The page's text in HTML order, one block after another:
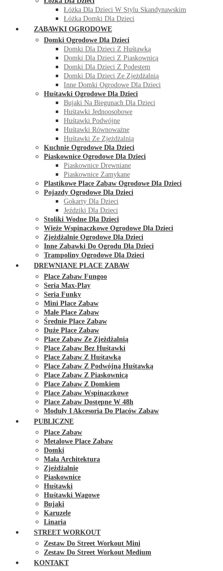
Łóżka Dla Dzieci W Stylu Skandynawskim
Łóżka Domki Dla Dzieci
ZABAWKI OGRODOWE
Domki Ogrodowe Dla Dzieci
Domki Dla Dzieci Z Huśtawką
Domki Dla Dzieci Z Piaskownicą
Domki Dla Dzieci Z Podestem
Domki Dla Dzieci Ze Zjeżdżalnią
Inne Domki Ogrodowe Dla Dzieci
Huśtawki Ogrodowe Dla Dzieci
Bujaki Na Biegunach Dla Dzieci
Huśtawki Jednoosobowe
Huśtawki Podwójne
Huśtawki Równoważne
Huśtawki Ze Zjeżdżalnią
Kuchnie Ogrodowe Dla Dzieci
Piaskownice Ogrodowe Dla Dzieci
Piaskownice Drewniane
Piaskownice Zamykane
Plastikowe Place Zabaw Ogrodowe Dla Dzieci
Pojazdy Ogrodowe Dla Dzieci
Gokarty Dla Dzieci
Jeździki Dla Dzieci
Stoliki Wodne Dla Dzieci
Wieże Wspinaczkowe Ogrodowe Dla Dzieci
Zjeżdżalnie Ogrodowe Dla Dzieci
Inne Zabawki Do Ogrodu Dla Dzieci
Trampoliny Ogrodowe Dla Dzieci
DREWNIANE PLACE ZABAW
Place Zabaw Fungoo
Seria Max-Play
Seria Funky
Mini Place Zabaw
Małe Place Zabaw
Średnie Place Zabaw
Duże Place Zabaw
Place Zabaw Ze Zjeżdżalnią
Place Zabaw Bez Huśtawki
Place Zabaw Z Huśtawką
Place Zabaw Z Podwójną Huśtawką
Place Zabaw Z Piaskownicą
Place Zabaw Z Domkiem
Place Zabaw Wspinaczkowe
Place Zabaw Dostępne W 48h
Moduły I Akcesoria Do Placów Zabaw
PUBLICZNE
Place Zabaw
Metalowe Place Zabaw
Domki
Mała Architektura
Zjeżdżalnie
Piaskownice
Huśtawki
Huśtawki Wagowe
Bujaki
Karuzele
Linaria
STREET WORKOUT
Zestaw Do Street Workout Mini
Zestaw Do Street Workout Medium
KONTAKT